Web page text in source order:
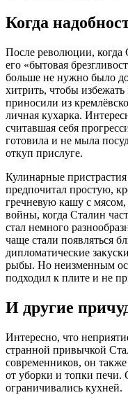
Когда
После революции, когда
его «бытовая
больше не нужно было
хитрить, чтобы
приносили из
личная кухарка.
считавшая себя
готовила и не мыла
откуп прислуге.
Кулинарные
предпочитал простую,
гречневую кашу с мясом,
войны, когда Сталин
стал немного
чаще стали появляться
дипломатические
рыбы. Но неизменным
подходил к плите и не
И другие
Интересно, что
странной привычкой
современников, он
от уборки и топки печи.
ограничивались кухней.